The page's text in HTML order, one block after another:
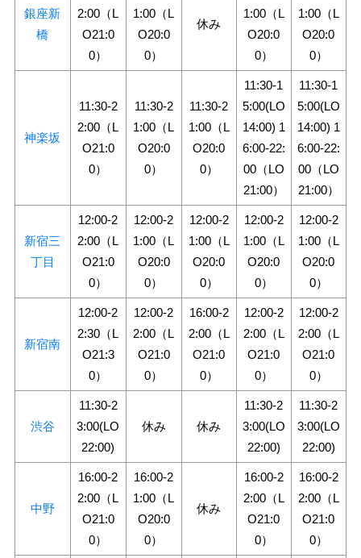
銀座新
橋
2:00（L
O21:0
0）
1:00（L
O20:0
0）
休み
1:00（L
O20:0
0）
1:00（L
O20:0
0）
神楽坂
11:30-2
2:00（L
O21:0
0）
11:30-2
1:00（L
O20:0
0）
11:30-2
1:00（L
O20:0
0）
11:30-1
5:00(LO
14:00) 1
6:00-22:
00（LO
21:00）
11:30-1
5:00(LO
14:00) 1
6:00-22:
00（LO
21:00）
新宿三
丁目
12:00-2
2:00（L
O21:0
0）
12:00-2
1:00（L
O20:0
0）
12:00-2
1:00（L
O20:0
0）
12:00-2
1:00（L
O20:0
0）
12:00-2
1:00（L
O20:0
0）
新宿南
12:00-2
2:30（L
O21:3
0）
12:00-2
2:00（L
O21:0
0）
16:00-2
2:00（L
O21:0
0）
12:00-2
2:00（L
O21:0
0）
12:00-2
2:00（L
O21:0
0）
渋谷
11:30-2
3:00(LO
22:00)
休み 休み
11:30-2
3:00(LO
22:00)
11:30-2
3:00(LO
22:00)
中野
16:00-2
2:00（L
O21:0
0）
16:00-2
1:00（L
O20:0
0）
休み
16:00-2
2:00（L
O21:0
0）
16:00-2
2:00（L
O21:0
0）